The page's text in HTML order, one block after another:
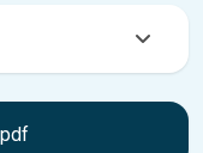
характеристиками
розбіжності,